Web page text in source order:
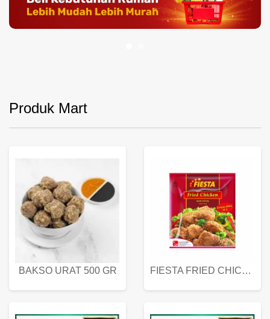
Produk Mart
BAKSO URAT 500 GR FIESTA FRIED CHICKEN 500 GR